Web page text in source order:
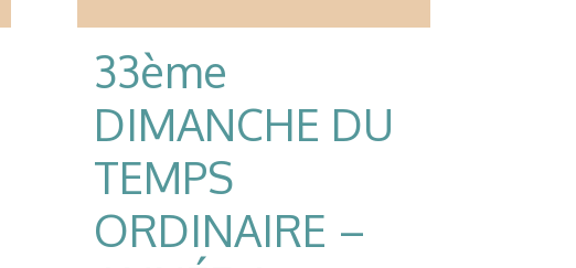
33ème
DIMANCHE DU
TEMPS
ORDINAIRE –